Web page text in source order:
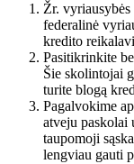
Žr. vyriausybės
federalinė
kredito
Pasitikrinkite
Šie skolintojai
turite blogą
Pagalvokime
atveju paskolai
taupomoji
lengviau gauti